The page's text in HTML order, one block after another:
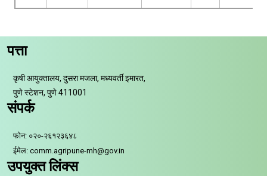
पत्ता
कृषी आयुक्तालय, दुसरा मजला, मध्यवर्ती इमारत,
पुणे स्टेशन, पुणे 411001
संपर्क
फोन: ०२०-२६१२३६४८
ईमेल: comm.agripune-mh@gov.in
उपयुक्त लिंक्स